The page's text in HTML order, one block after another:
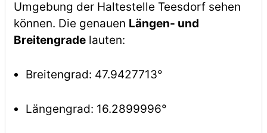
Umgebung der Haltestelle Teesdorf sehen
können. Die genauen Längen- und
Breitengradelauten:
Breitengrad: 47.9427713°
Längengrad: 16.2899996°